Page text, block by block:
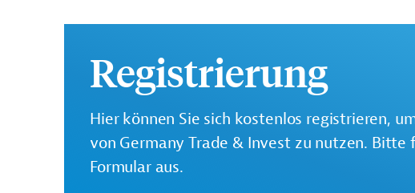
Registrierung
Hier können Sie sich kostenlos registrieren,
von Germany Trade & Invest zu nutzen. Bitte
Formular aus.